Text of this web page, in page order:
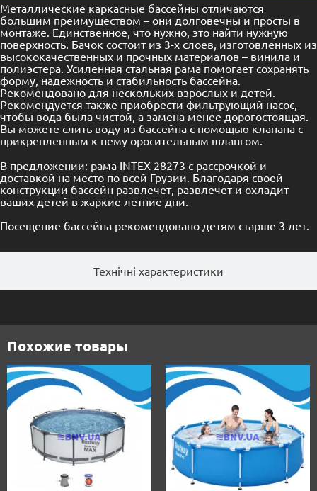
Технічні характеристики
Металлические каркасные бассейны отличаются
большим преимуществом – они долговечны и просты в
монтаже. Единственное, что нужно, это найти нужную
поверхность. Бачок состоит из 3-х слоев, изготовленных из
высококачественных и прочных материалов – винила и
полиэстера. Усиленная стальная рама помогает сохранять
форму, надежность и стабильность бассейна.
Рекомендовано для нескольких взрослых и детей.
Рекомендуется также приобрести фильтрующий насос,
чтобы вода была чистой, а замена менее дорогостоящая.
Вы можете слить воду из бассейна с помощью клапана с
прикрепленным к нему оросительным шлангом.
В предложении: рама INTEX 28273 с рассрочкой и
доставкой на место по всей Грузии. Благодаря своей
конструкции бассейн развлечет, развлечет и охладит
ваших детей в жаркие летние дни.
Посещение бассейна рекомендовано детям старше 3 лет.
Похожие товары